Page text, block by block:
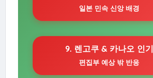
일본 민속 신앙 배경
9. 렌고쿠 & 카나오 인기
편집부 예상 밖 반응